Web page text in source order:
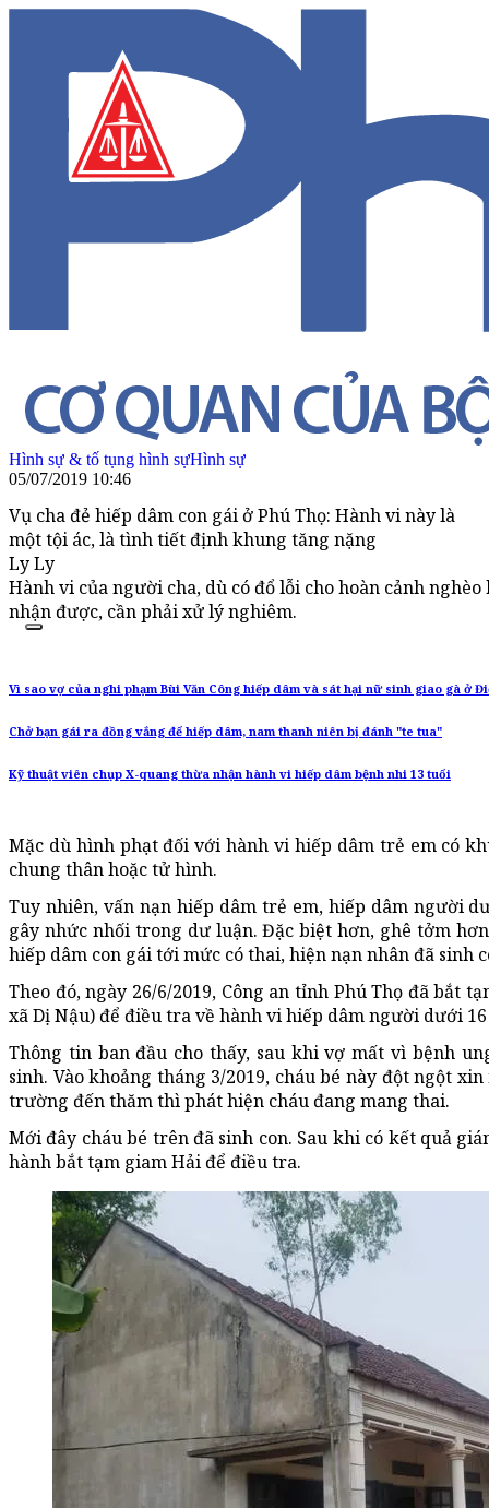
Hình sự & tố tụng hình sựHình sự
05/07/2019 10:46
Vụ cha đẻ hiếp dâm con gái ở Phú Thọ: Hành vi này là
một tội ác, là tình tiết định khung tăng nặng
Ly Ly
Hành vi của người cha, dù có đổ lỗi cho hoàn cảnh
nhận được, cần phải xử lý nghiêm.
Vì sao vợ của nghi phạm Bùi Văn Công hiếp dâm và sát hại nữ sinh giao gà ở
Chở bạn gái ra đồng vắng để hiếp dâm, nam thanh niên bị đánh "te tua"
Kỹ thuật viên chụp X-quang thừa nhận hành vi hiếp dâm bệnh nhi 13 tuổi
Mặc dù hình phạt đối với hành vi hiếp dâm trẻ em có
chung thân hoặc tử hình.
Tuy nhiên, vấn nạn hiếp dâm trẻ em, hiếp dâm người
gây nhức nhối trong dư luận. Đặc biệt hơn, ghê tởm
hiếp dâm con gái tới mức có thai, hiện nạn nhân đã sinh
Theo đó, ngày 26/6/2019, Công an tỉnh Phú Thọ đã bắt
xã Dị Nậu) để điều tra về hành vi hiếp dâm người dưới
Thông tin ban đầu cho thấy, sau khi vợ mất vì bệnh
sinh. Vào khoảng tháng 3/2019, cháu bé này đột ngột
trường đến thăm thì phát hiện cháu đang mang thai.
Mới đây cháu bé trên đã sinh con. Sau khi có kết quả
hành bắt tạm giam Hải để điều tra.